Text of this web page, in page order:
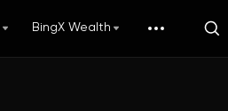
BingX Wealth